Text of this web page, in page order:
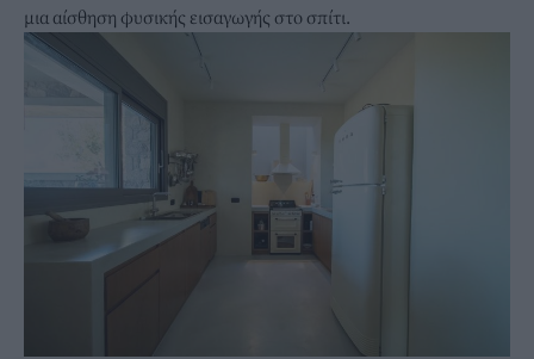
μια αίσθηση φυσικής εισαγωγής στο σπίτι.